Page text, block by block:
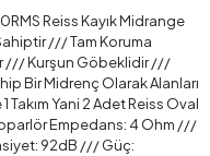
Reiss Kayık Midrange
/// Tam Koruma
/// Kurşun Göbeklidir ///
Bir Midrenç Olarak Alanları
Yani 2 Adet Reiss Oval
Empedans: 4 Ohm ///
92dB /// Güç: